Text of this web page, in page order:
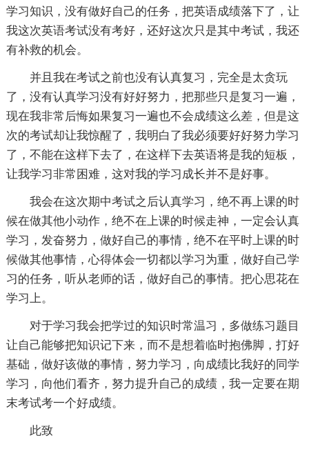
学习知识，没有做好自己的任务，把英语成绩落下了，让
我这次英语考试没有考好，还好这次只是其中考试，我还
有补救的机会。
并且我在考试之前也没有认真复习，完全是太贪玩
了，没有认真学习没有好好努力，把那些只是复习一遍，
现在我非常后悔如果复习一遍也不会成绩这么差，但是这
次的考试却让我惊醒了，我明白了我必须要好好努力学习
了，不能在这样下去了，在这样下去英语将是我的短板，
让我学习非常困难，这对我的学习成长并不是好事。
我会在这次期中考试之后认真学习，绝不再上课的时
候在做其他小动作，绝不在上课的时候走神，一定会认真
学习，发奋努力，做好自己的事情，绝不在平时上课的时
候做其他事情，心得体会一切都以学习为重，做好自己学
习的任务，听从老师的话，做好自己的事情。把心思花在
学习上。
对于学习我会把学过的知识时常温习，多做练习题目
让自己能够把知识记下来，而不是想着临时抱佛脚，打好
基础，做好该做的事情，努力学习，向成绩比我好的同学
学习，向他们看齐，努力提升自己的成绩，我一定要在期
末考试考一个好成绩。
此致